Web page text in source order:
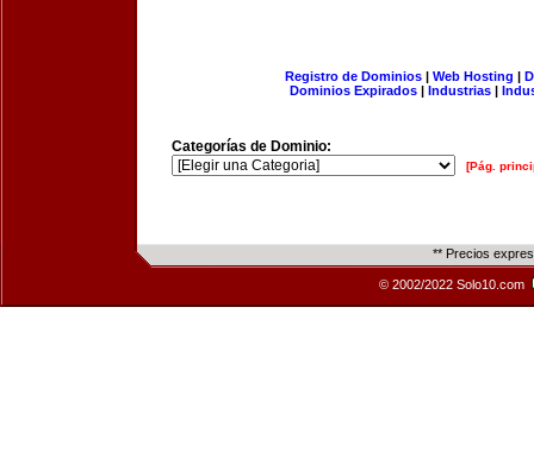
Registro de Dominios| Web Hosting |
Dominios Expirados | Industrias |
Categorías de Dominio:
[Pág.
** Precios
© 2002/2022 Solo10.com